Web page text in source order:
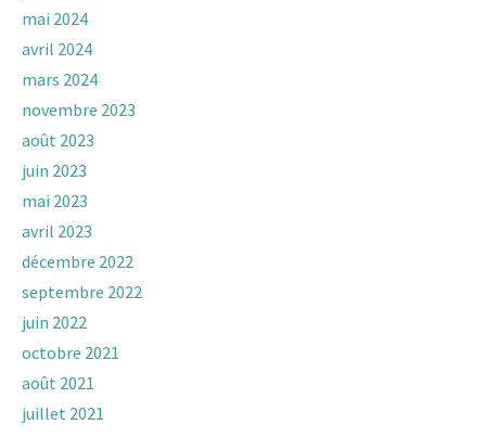
mai 2024
avril 2024
mars 2024
novembre 2023
août 2023
juin 2023
mai 2023
avril 2023
décembre 2022
septembre 2022
juin 2022
octobre 2021
août 2021
juillet 2021